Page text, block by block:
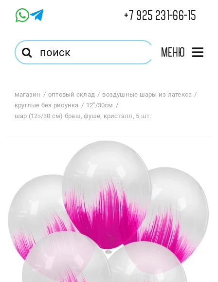
+7 925 231-66-15
Результат
поиска:
Меню
Магазин
Оптовый Магазин
Корзина
Избранное
Доставка
О нас
магазин оптовый склад
воздушные шары из латекса
круглые без рисунка
12"/30см
шар (12»/30 см) браш, фуше, кристалл, 5 шт.